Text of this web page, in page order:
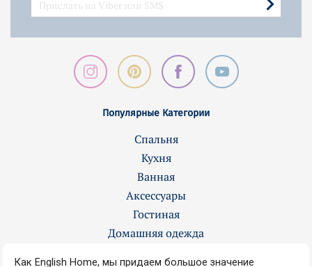
Популярные Категории
Спальня
Кухня
Ванная
Аксессуары
Гостиная
Домашняя одежда
Контакты